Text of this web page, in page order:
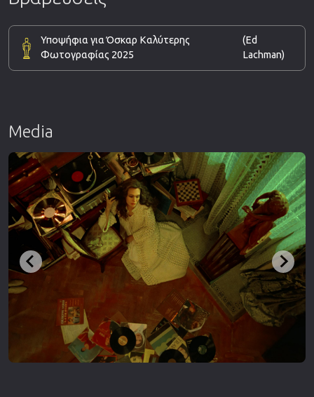
Υποψήφια για Όσκαρ Καλύτερης
Φωτογραφίας 2025
(Ed
Lachman)
Media